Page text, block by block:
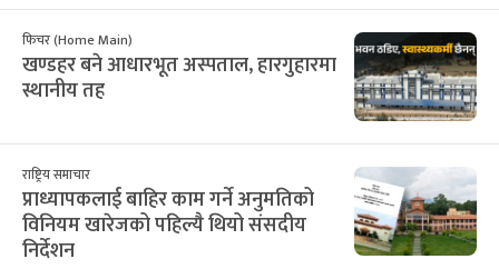
फिचर (Home Main)
खण्डहर बने आधारभूत अस्पताल, हारगुहारमा
स्थानीय तह
राष्ट्रिय समाचार
प्राध्यापकलाई बाहिर काम गर्ने अनुमतिको
विनियम खारेजको पहिल्यै थियो संसदीय
निर्देशन